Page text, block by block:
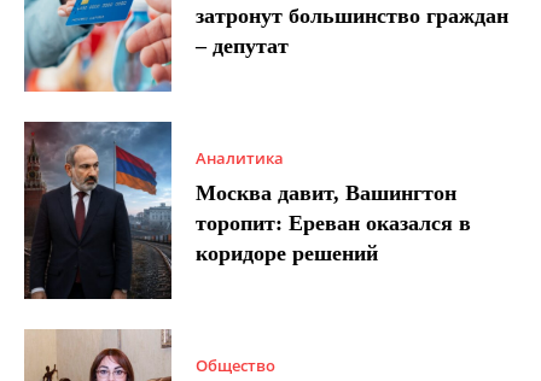
затронут большинство граждан
– депутат
Аналитика
Москва давит, Вашингтон
торопит: Ереван оказался в
коридоре решений
Общество